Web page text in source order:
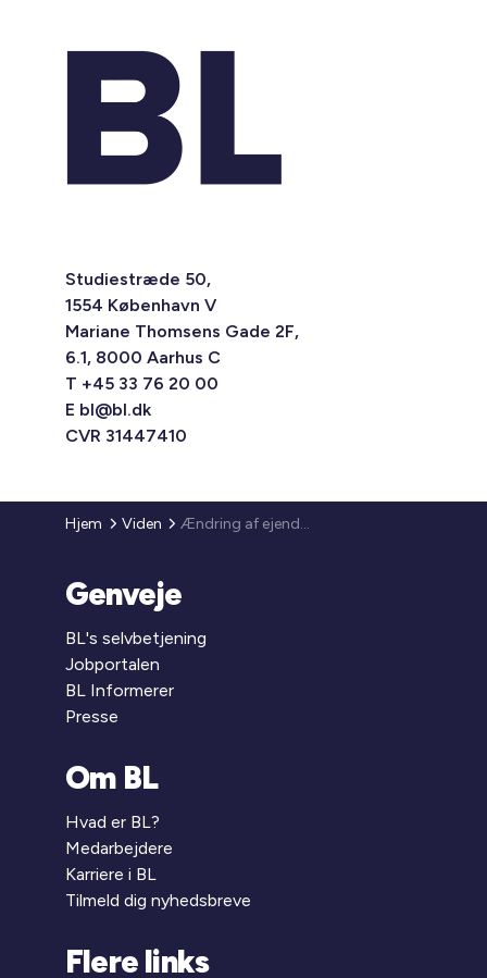
Studiestræde 50,
1554 København V
Mariane Thomsens Gade 2F,
6.1, 8000 Aarhus C
T +45 33 76 20 00
E bl@bl.dk
CVR 31447410
Hjem Viden Ændring af ejendomsvurderingsloven
Genveje
BL's selvbetjening
Jobportalen
BL Informerer
Presse
Om BL
Hvad er BL?
Medarbejdere
Karriere i BL
Tilmeld dig nyhedsbreve
Flere links